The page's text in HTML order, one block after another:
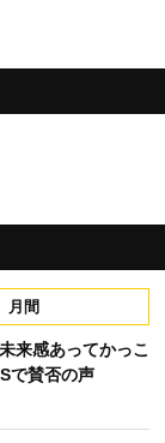
月間
来感あってかっこ
で賛否の声